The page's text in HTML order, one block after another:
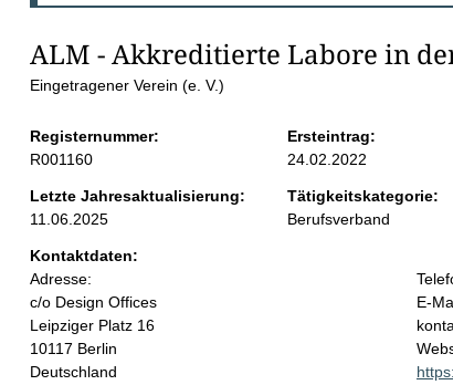
e
n
i
n
h
a
ALM - Akkreditierte Labore in
Eingetragener Verein (e. V.)
Registernummer:
R001160
Ersteintrag:
24.02.2022
Letzte Jahresaktualisierung:
11.06.2025
Tätigkeitskategorie:
Berufsverband
Kontaktdaten:
Adresse:
c/o Design Offices
Leipziger Platz 16
10117 Berlin
Deutschland
K
o
n
t
a
E-